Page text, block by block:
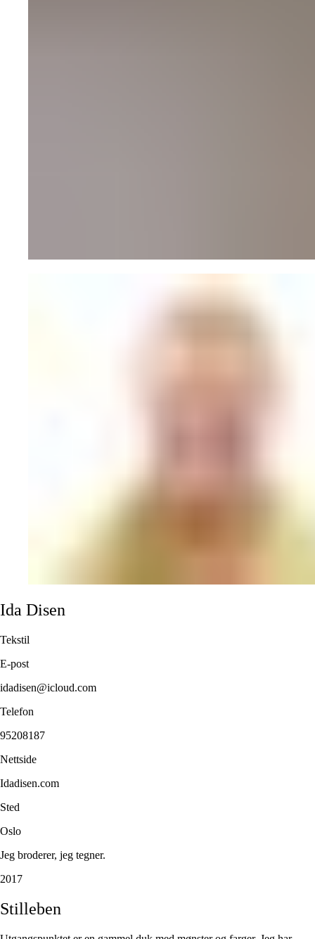
Ida Disen
Tekstil
E-post
idadisen@icloud.com
Telefon
95208187
Nettside
Idadisen.com
Sted
Oslo
Jeg broderer, jeg tegner.
2017
Stilleben